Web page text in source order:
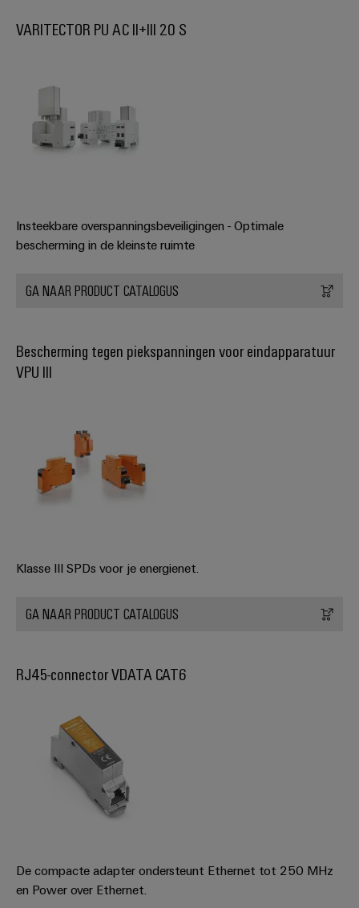
VARITECTOR PU AC II+III 20 S
Insteekbare overspanningsbeveiligingen - Optimale
bescherming in de kleinste ruimte
GA NAAR PRODUCT CATALOGUS
Bescherming tegen piekspanningen voor eindapparatuur
VPU III
Klasse III SPDs voor je energienet.
GA NAAR PRODUCT CATALOGUS
RJ45-connector VDATA CAT6
De compacte adapter ondersteunt Ethernet tot 250 MHz
en Power over Ethernet.